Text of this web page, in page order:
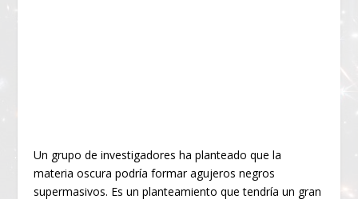
Un grupo de investigadores ha planteado que la
materia oscura podría formar agujeros negros
supermasivos. Es un planteamiento que tendría un gran